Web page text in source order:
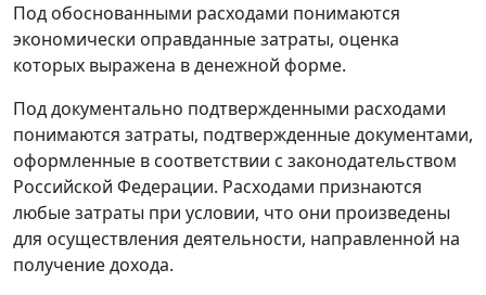
Под обоснованными расходами понимаются
экономически оправданные затраты, оценка
которых выражена в денежной форме.
Под документально подтвержденными расходами
понимаются затраты, подтвержденные документами,
оформленные в соответствии с законодательством
Российской Федерации. Расходами признаются
любые затраты при условии, что они произведены
для осуществления деятельности, направленной на
получение дохода.